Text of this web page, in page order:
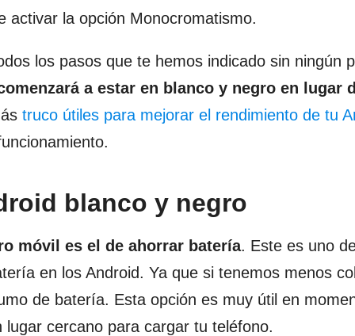
activar la opción Monocromatismo.
los pasos que te hemos indicado sin ningún
a estar en blanco y negro en lugar
truco útiles para mejorar el rendimiento de tu
blanco y negro
móvil es el de ahorrar batería. Este es uno
en los Android. Ya que si tenemos menos
de batería. Esta opción es muy útil en
cercano para cargar tu teléfono.